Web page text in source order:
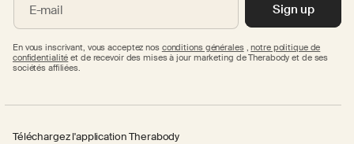
E-mail Sign up
En vous inscrivant, vous acceptez nos conditions générales,notre politique de
confidentialité et de recevoir des mises à jour marketing de Therabody et de ses
sociétés affiliées.
Téléchargez l'application Therabody